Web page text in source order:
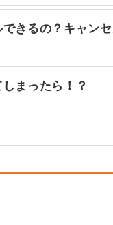
きるの？キャン
まったら！？